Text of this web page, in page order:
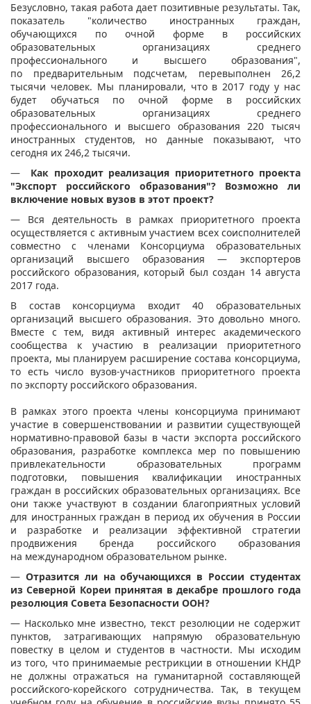
Безусловно, такая работа дает позитивные результаты. Так,
показатель "количество иностранных граждан,
обучающихся по очной форме в российских
образовательных организациях среднего
профессионального и высшего образования",
по предварительным подсчетам, перевыполнен 26,2
тысячи человек. Мы планировали, что в 2017 году у нас
будет обучаться по очной форме в российских
образовательных организациях среднего
профессионального и высшего образования 220 тысяч
иностранных студентов, но данные показывают, что
сегодня их 246,2 тысячи.
— Как проходит реализация приоритетного проекта
"Экспорт российского образования"? Возможно ли
включение новых вузов в этот проект?
— Вся деятельность в рамках приоритетного проекта
осуществляется с активным участием всех соисполнителей
совместно с членами Консорциума образовательных
организаций высшего образования — экспортеров
российского образования, который был создан 14 августа
2017 года.
В состав консорциума входит 40 образовательных
организаций высшего образования. Это довольно много.
Вместе с тем, видя активный интерес академического
сообщества к участию в реализации приоритетного
проекта, мы планируем расширение состава консорциума,
то есть число вузов-участников приоритетного проекта
по экспорту российского образования.
В рамках этого проекта члены консорциума принимают
участие в совершенствовании и развитии существующей
нормативно-правовой базы в части экспорта российского
образования, разработке комплекса мер по повышению
привлекательности образовательных программ
подготовки, повышения квалификации иностранных
граждан в российских образовательных организациях. Все
они также участвуют в создании благоприятных условий
для иностранных граждан в период их обучения в России
и разработке и реализации эффективной стратегии
продвижения бренда российского образования
на международном образовательном рынке.
— Отразится ли на обучающихся в России студентах
из Северной Кореи принятая в декабре прошлого года
резолюция Совета Безопасности ООН?
— Насколько мне известно, текст резолюции не содержит
пунктов, затрагивающих напрямую образовательную
повестку в целом и студентов в частности. Мы исходим
из того, что принимаемые рестрикции в отношении КНДР
не должны отражаться на гуманитарной составляющей
российского-корейского сотрудничества. Так, в текущем